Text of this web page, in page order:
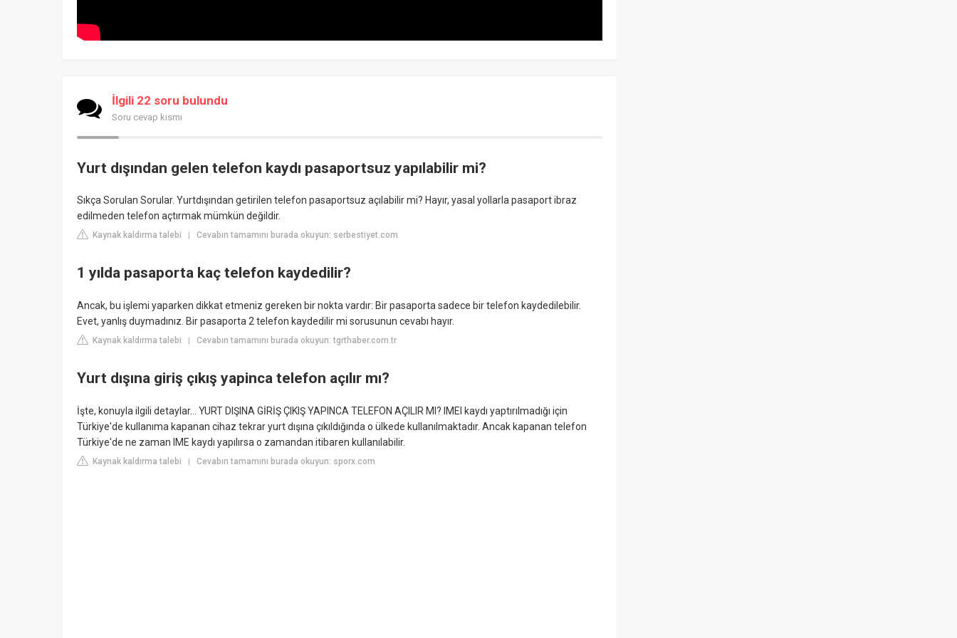
İlgili 22 soru bulundu
Soru cevap kısmı
Yurt dışından gelen telefon kaydı pasaportsuz yapılabilir mi?
Sıkça Sorulan Sorular. Yurtdışından getirilen telefon pasaportsuz açılabilir mi? Hayır, yasal yollarla pasaport ibraz
edilmeden telefon açtırmak mümkün değildir.
Kaynak kaldırma talebi | Cevabın tamamını burada okuyun: serbestiyet.com
1 yılda pasaporta kaç telefon kaydedilir?
Ancak, bu işlemi yaparken dikkat etmeniz gereken bir nokta vardır: Bir pasaporta sadece bir telefon kaydedilebilir.
Evet, yanlış duymadınız. Bir pasaporta 2 telefon kaydedilir mi sorusunun cevabı hayır.
Kaynak kaldırma talebi | Cevabın tamamını burada okuyun: tgrthaber.com.tr
Yurt dışına giriş çıkış yapinca telefon açılır mı?
İşte, konuyla ilgili detaylar... YURT DIŞINA GİRİŞ ÇIKIŞ YAPINCA TELEFON AÇILIR MI? IMEI kaydı yaptırılmadığı için
Türkiye'de kullanıma kapanan cihaz tekrar yurt dışına çıkıldığında o ülkede kullanılmaktadır. Ancak kapanan telefon
Türkiye'de ne zaman IME kaydı yapılırsa o zamandan itibaren kullanılabilir.
Kaynak kaldırma talebi | Cevabın tamamını burada okuyun: sporx.com